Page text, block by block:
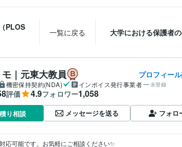
PLOS
一覧に戻る 大学における保護者
｜元東大教員 プロフィー
機密保持契約(NDA) インボイス発行事業者 未登録
評価 4.9フォロワー1,058
り相談 メッセージを送る フォロ
応可能です。お気軽にご相談ください✨